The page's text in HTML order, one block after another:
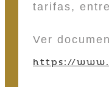
tarifas,
Ver
https://